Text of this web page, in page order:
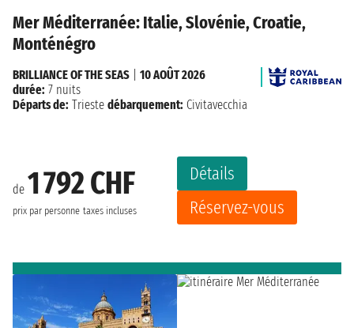
Mer Méditerranée: Italie, Slovénie, Croatie,
Monténégro
de 1 792 CHF
prix par personne taxes incluses
Détails
Réservez-vous
BRILLIANCE OF THE SEAS
10 AOÛT 2026
durée: 7 nuits
Départs de: Trieste débarquement: Civitavecchia